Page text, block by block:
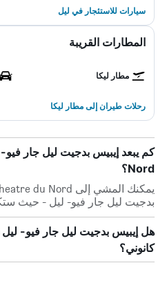
سيارات للاستئجار في ليل
المطارات القريبة
مطار ليكا
رحلات طيران إلى مطار ليكا
Nord؟
بدجيت ليل جار فيو- ليل - حيث
هل إيبيس بدجيت ليل جار فيو-
كانوني؟